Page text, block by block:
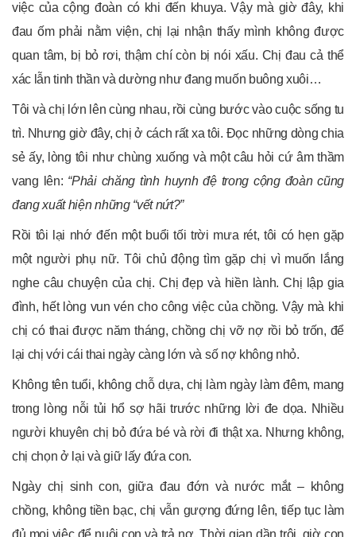
việc của cộng đoàn có khi đến khuya. Vậy mà giờ đây, khi
đau ốm phải nằm viện, chị lại nhận thấy mình không được
quan tâm, bị bỏ rơi, thậm chí còn bị nói xấu. Chị đau cả thể
xác lẫn tinh thần và dường như đang muốn buông xuôi…
Tôi và chị lớn lên cùng nhau, rồi cùng bước vào cuộc sống tu
trì. Nhưng giờ đây, chị ở cách rất xa tôi. Đọc những dòng chia
sẻ ấy, lòng tôi như chùng xuống và một câu hỏi cứ âm thầm
vang lên: “Phải chăng tình huynh đệ trong cộng đoàn cũng
đang xuất hiện những “vết nứt?”
Rồi tôi lại nhớ đến một buổi tối trời mưa rét, tôi có hẹn gặp
một người phụ nữ. Tôi chủ động tìm gặp chị vì muốn lắng
nghe câu chuyện của chị. Chị đẹp và hiền lành. Chị lập gia
đình, hết lòng vun vén cho công việc của chồng. Vậy mà khi
chị có thai được năm tháng, chồng chị vỡ nợ rồi bỏ trốn, để
lại chị với cái thai ngày càng lớn và số nợ không nhỏ.
Không tên tuổi, không chỗ dựa, chị làm ngày làm đêm, mang
trong lòng nỗi tủi hổ sợ hãi trước những lời đe dọa. Nhiều
người khuyên chị bỏ đứa bé và rời đi thật xa. Nhưng không,
chị chọn ở lại và giữ lấy đứa con.
Ngày chị sinh con, giữa đau đớn và nước mắt – không
chồng, không tiền bạc, chị vẫn gượng đứng lên, tiếp tục làm